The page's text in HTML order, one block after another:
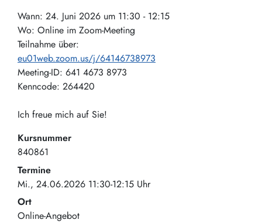
Wann: 24. Juni 2026 um 11:30 - 12:15
Wo: Online im Zoom-Meeting
Teilnahme über:
eu01web.zoom.us/j/64146738973
Meeting-ID: 641 4673 8973
Kenncode: 264420
Ich freue mich auf Sie!
Kursnummer
840861
Termine
Mi., 24.06.2026 11:30-12:15 Uhr
Ort
Online-Angebot